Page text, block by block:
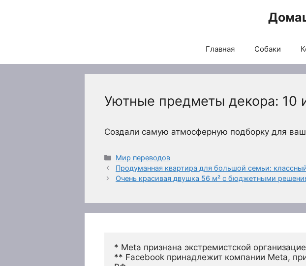
Главная Собаки
Уютные предметы декора: 10
Создали самую атмосферную подборку для
Рубрики
Мир переводов
Продуманная квартира для большой семьи:
Очень красивая двушка 56 м² с бюджетными
* Meta признана экстремистской
** Facebook принадлежит компании Meta,